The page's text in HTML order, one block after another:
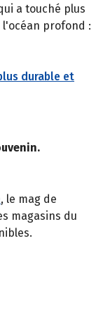
a touché plus
profond :
durable et
, le mag de
magasins du